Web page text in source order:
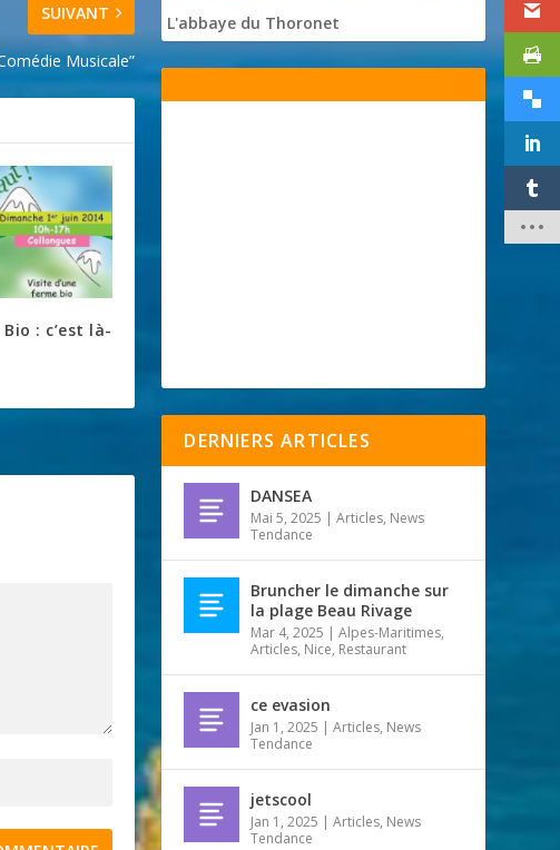
SUIVANT
Musicale”
: c’est là-
L'abbaye du Thoronet
DERNIERS ARTICLES
DANSEA
Mai 5, 2025 |Articles, News
Tendance
Bruncher le dimanche sur
la plage Beau Rivage
Mar 4, 2025 |Alpes-Maritimes,
Articles, Nice, Restaurant
ce evasion
Jan 1, 2025 |Articles, News
Tendance
jetscool
Jan 1, 2025 |Articles, News
Tendance